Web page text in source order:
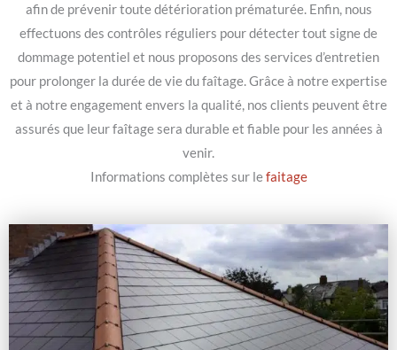
afin de prévenir toute détérioration prématurée. Enfin, nous
effectuons des contrôles réguliers pour détecter tout signe de
dommage potentiel et nous proposons des services d’entretien
pour prolonger la durée de vie du faîtage. Grâce à notre expertise
et à notre engagement envers la qualité, nos clients peuvent être
assurés que leur faîtage sera durable et fiable pour les années à
venir.
Informations complètes sur lefaitage